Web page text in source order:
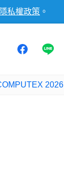
隱私權政策 。
2026